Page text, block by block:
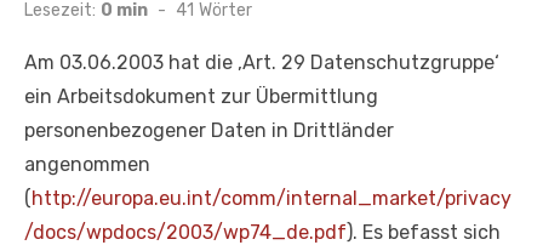
Lesezeit: 0 min - 41 Wörter
Am 03.06.2003 hat die ‚Art. 29 Datenschutzgruppe‘
ein Arbeitsdokument zur Übermittlung
personenbezogener Daten in Drittländer
angenommen
(http://europa.eu.int/comm/internal_market/privacy
/docs/wpdocs/2003/wp74_de.pdf). Es befasst sich